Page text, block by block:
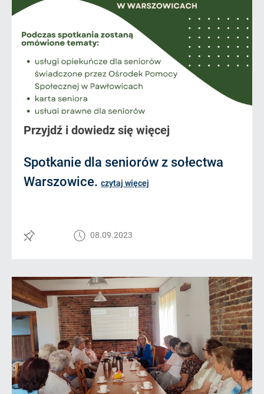
Przyjdź i dowiedz się więcej
Spotkanie dla seniorów z sołectwa
Warszowice. czytaj więcej
08.09.2023